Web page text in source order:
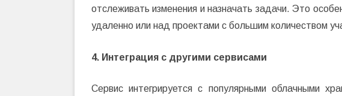
отслеживать изменения и назначать задачи. Это
удаленно или над проектами с большим количеством
4. Интеграция с другими сервисами
Сервис интегрируется с популярными облачными